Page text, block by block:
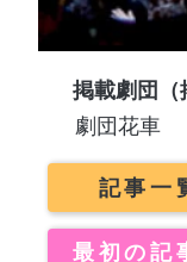
掲載劇団（
劇団花車
記事一
最初の記